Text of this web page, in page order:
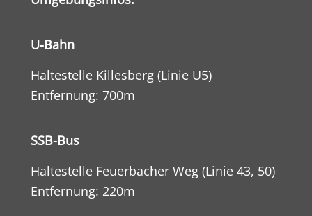
U-Bahn
Haltestelle Killesberg (Linie U5)
Entfernung: 700m
SSB-Bus
Haltestelle Feuerbacher Weg (Linie 43, 50)
Entfernung: 220m